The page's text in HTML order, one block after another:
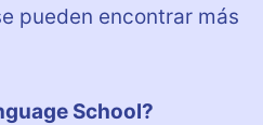
pueden encontrar más
School?